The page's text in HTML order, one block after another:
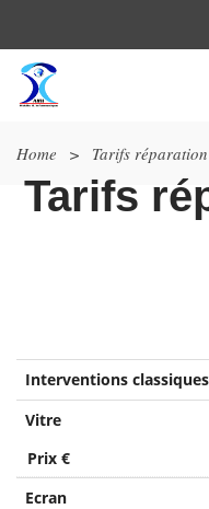
Home > Tarifs
Tarifs
Interventions classiques
Vitre
Prix €
Ecran